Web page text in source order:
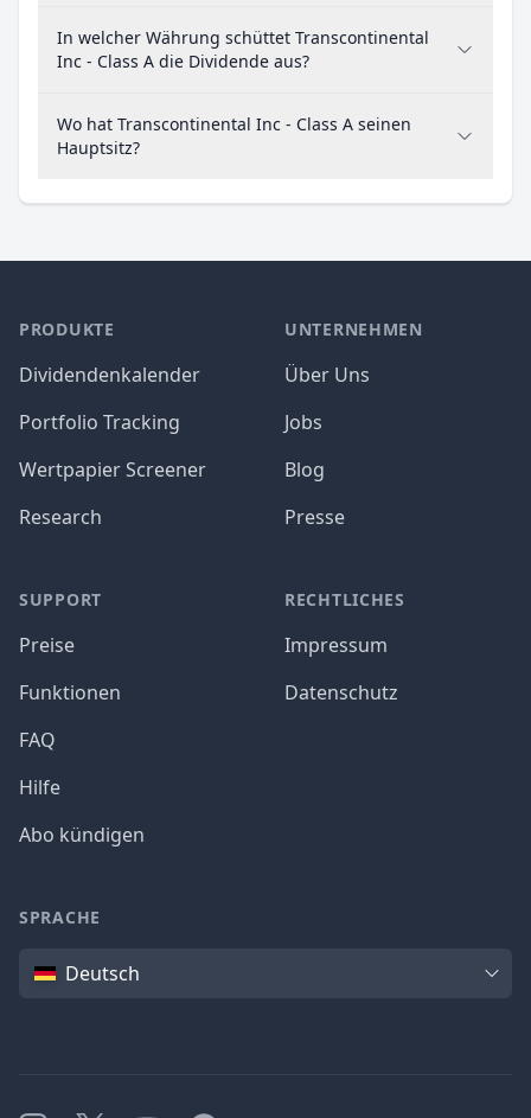
In welcher Währung schüttet Transcontinental
Inc - Class A die Dividende aus?
Wo hat Transcontinental Inc - Class A seinen
Hauptsitz?
PRODUKTE
Dividendenkalender
Portfolio Tracking
Wertpapier Screener
Research
SUPPORT
Preise
Funktionen
FAQ
Hilfe
Abo kündigen
UNTERNEHMEN
Über Uns
Jobs
Blog
Presse
RECHTLICHES
Impressum
Datenschutz
SPRACHE
SpracheDeutsch